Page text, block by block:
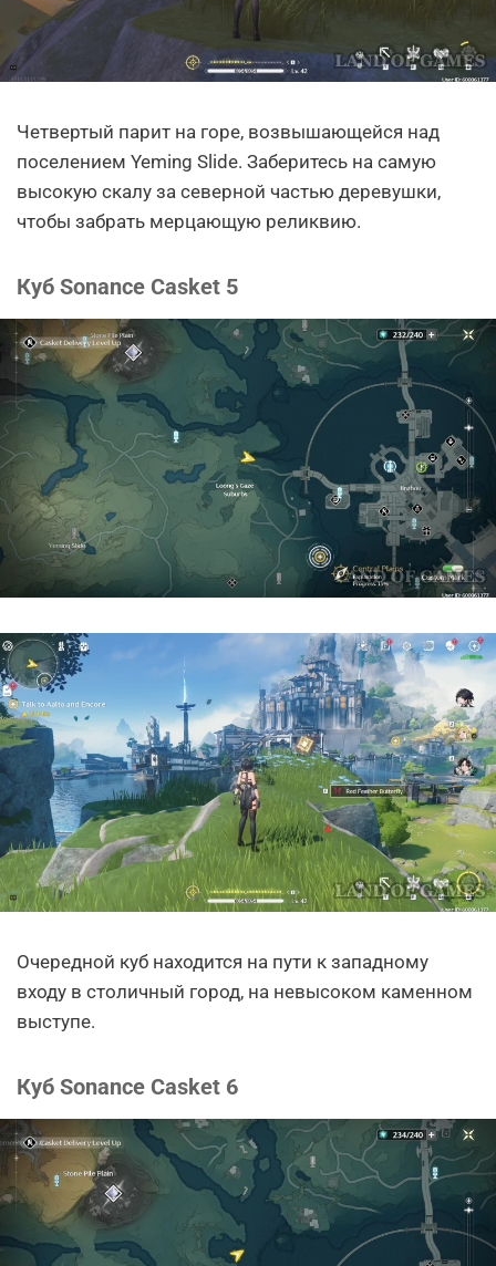
Четвертый парит на горе, возвышающейся над
поселением Yeming Slide. Заберитесь на самую
высокую скалу за северной частью деревушки,
чтобы забрать мерцающую реликвию.
Куб Sonance Casket 5
Очередной куб находится на пути к западному
входу в столичный город, на невысоком каменном
выступе.
Куб Sonance Casket 6